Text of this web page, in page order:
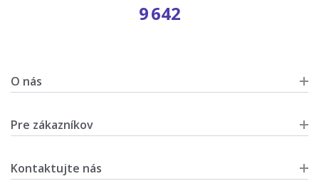
9 642
O nás
Pre zákazníkov
Kontaktujte nás